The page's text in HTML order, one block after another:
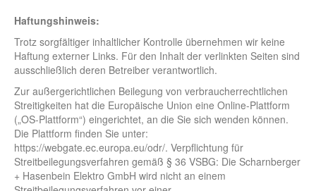
Haftungshinweis:
Trotz sorgfältiger inhaltlicher Kontrolle übernehmen wir keine
Haftung externer Links. Für den Inhalt der verlinkten Seiten sind
ausschließlich deren Betreiber verantwortlich.
Zur außergerichtlichen Beilegung von verbraucherrechtlichen
Streitigkeiten hat die Europäische Union eine Online-Plattform
(„OS-Plattform“) eingerichtet, an die Sie sich wenden können.
Die Plattform finden Sie unter:
https://webgate.ec.europa.eu/odr/. Verpflichtung für
Streitbeilegungsverfahren gemäß § 36 VSBG: Die Scharnberger
+ Hasenbein Elektro GmbH wird nicht an einem